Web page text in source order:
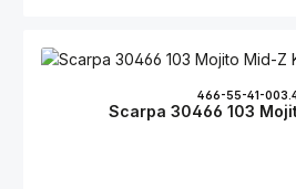
466-55-41-
Scarpa 30466 103